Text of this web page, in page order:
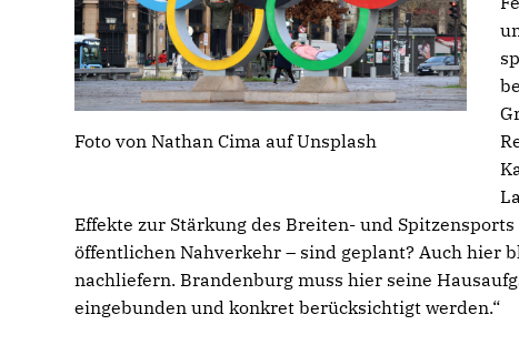
Foto von Nathan Cima auf Unsplash
Effekte zur Stärkung des Breiten- und
öffentlichen Nahverkehr – sind geplant? Auch hier
nachliefern. Brandenburg muss hier seine
eingebunden und konkret berücksichtigt werden.“